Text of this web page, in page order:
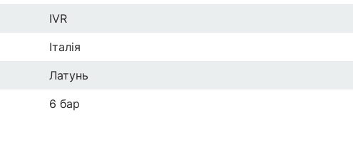
IVR
Італія
Латунь
6 бар